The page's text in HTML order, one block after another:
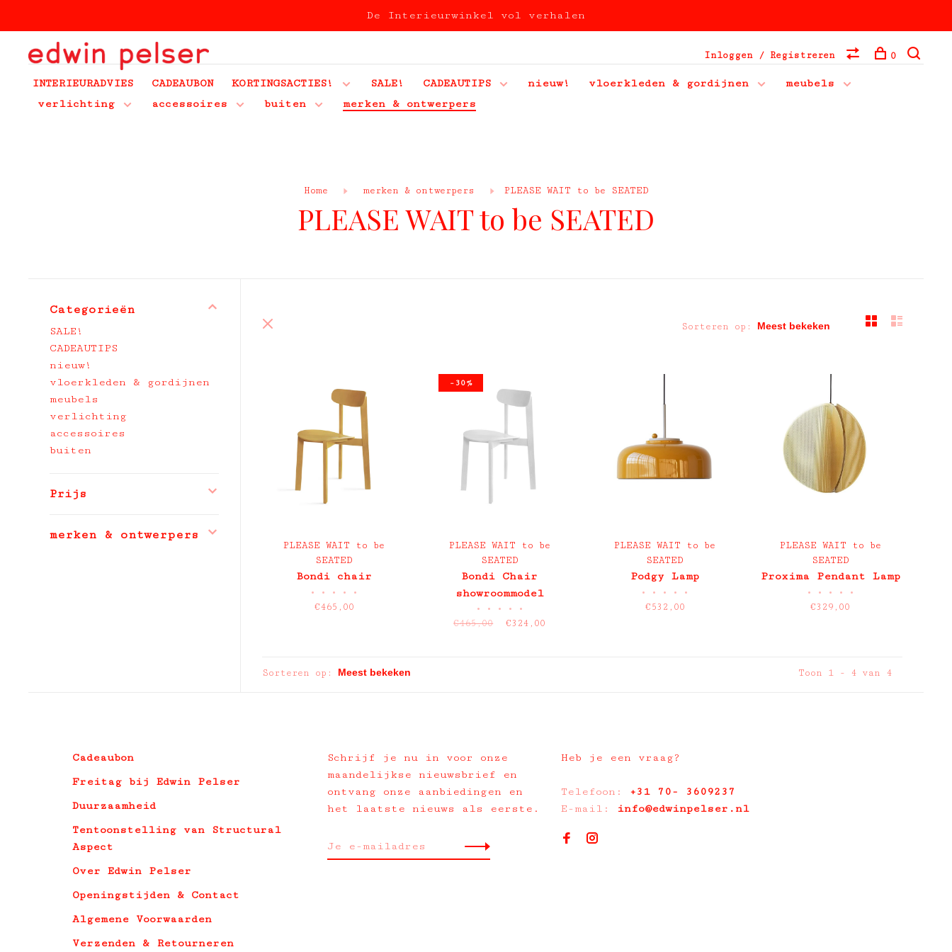
De Interieurwinkel vol verhalen
INTERIEURADVIES CADEAUBON KORTINGSACTIES! SALE! CADEAUTIPS nieuw! vloerkleden & gordijnen
meubels
verlichting
accessoires buiten merken & ontwerpers
Inloggen / Registreren 0
Home merken & ontwerpers PLEASE WAIT to be SEATED
PLEASE WAIT to be SEATED
Categorieën
SALE!
CADEAUTIPS
nieuw!
vloerkleden & gordijnen
meubels
verlichting
accessoires
buiten
Prijs
merken & ontwerpers
Sorteren op:
PLEASE WAIT to be
SEATED
Bondi chair
• • • • •
€465,00
-30%
PLEASE WAIT to be
SEATED
Bondi Chair
showroommodel
• • • • •
€465,00 €324,00
PLEASE WAIT to be
SEATED
Podgy Lamp
• • • • •
€532,00
PLEASE WAIT to be
SEATED
Proxima Pendant Lamp
• • • • •
€329,00
Sorteren op: Toon 1 - 4 van 4
Cadeaubon
Freitag bij Edwin Pelser
Duurzaamheid
Tentoonstelling van Structural
Aspect
Over Edwin Pelser
Openingstijden & Contact
Algemene Voorwaarden
Verzenden & Retourneren
Schrijf je nu in voor onze
maandelijkse nieuwsbrief en
ontvang onze aanbiedingen en
het laatste nieuws als eerste.
Heb je een vraag?
Telefoon: +31 70- 3609237
E-mail:
info@edwinpelser.nl